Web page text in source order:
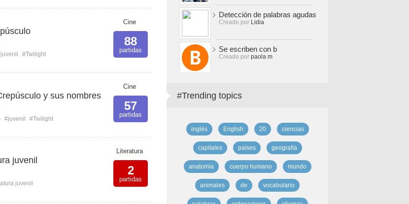
#Twilight
Cine
88
partidas
y sus nombres
#juvenil #Twilight
Cine
57
partidas
juvenil
juvenil
Literatura
2
partidas
Detección de palabras agudas
Creado por Lidia
Se escriben con b
Creado por paola m
#Trending topics
inglés English 20 ciencias
capitales países geografía
anatomía cuerpo humano mundo
animales de vocabulario